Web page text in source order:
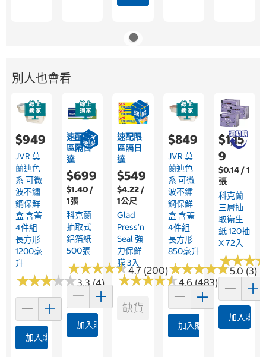
別人也會看
$949
JVR 莫
蘭迪色
系 可微
波不鏽
鋼保鮮
盒 含蓋
4件組
長方形
1200毫
升
★★★★★
★★★★★3.3 (4)
加入購物車
速配限
區隔日
達
$699
$1.40 /
1張
科克蘭
抽取式
鋁箔紙
500張
★★★★★
★★★★★4.7 (200)
加入購物車
速配限
區隔日
達
$549
$4.22 /
1公尺
Glad
Press’n
Seal 強
力保鮮
膜 3入
★★★★★
★★★★★4.6 (483)
缺貨
$849
JVR 莫
蘭迪色
系 可微
波不鏽
鋼保鮮
盒 含蓋
4件組
長方形
850毫升
★★★★★
★★★★★5.0 (3)
加入購物車
$1,15
9
$0.14 / 1
張
科克蘭
三層抽
取衛生
紙 120抽
X 72入
★★★
★★★
加入購物